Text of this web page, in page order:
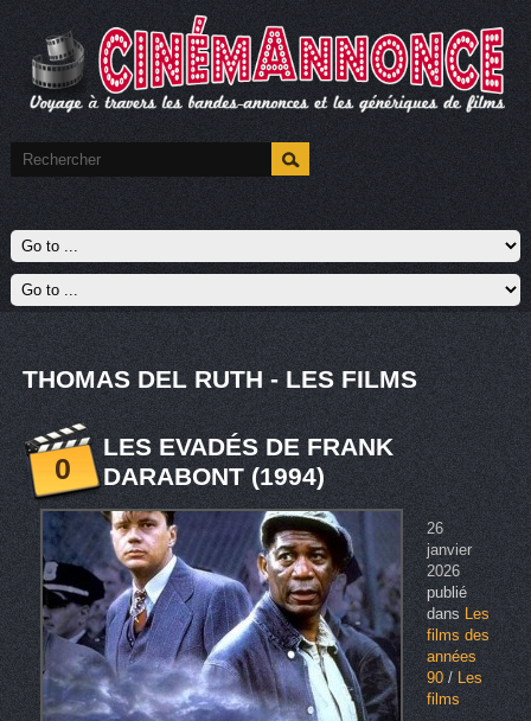
THOMAS DEL RUTH - LES FILMS
0
LES EVADÉS DE FRANK
DARABONT (1994)
26
janvier
2026
publié
dansLes
films des
années
90/ Les
films